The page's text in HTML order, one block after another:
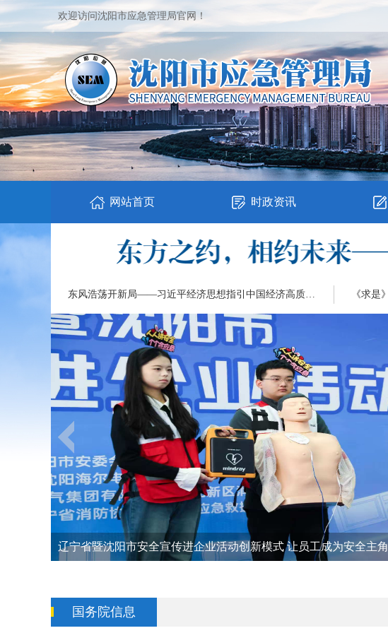
欢迎访问沈阳市应急管理局官网！
网站首页 时政资讯
东风浩荡开新局——习近平经济思想指引中国经济高质量发展行稳致远
辽宁省暨沈阳市安全宣传进企业活动创新模式 让员工成为安全主角
国务院信息